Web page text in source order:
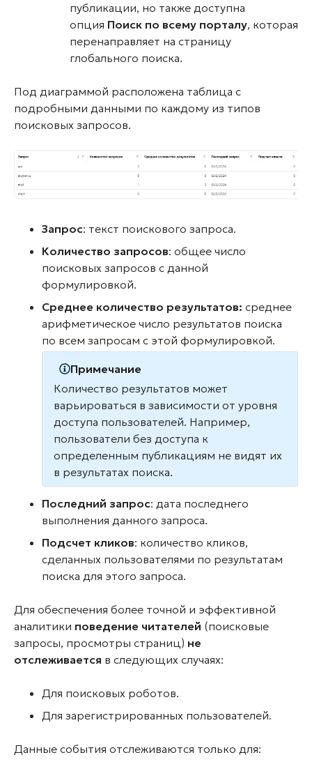
публикации, но также доступна
опция Поиск по всему порталу, которая
перенаправляет на страницу
глобального поиска.
Под диаграммой расположена таблица с
подробными данными по каждому из типов
поисковых запросов.
Запрос: текст поискового запроса.
Количество запросов: общее число
поисковых запросов с данной
формулировкой.
Среднее количество результатов: среднее
арифметическое число результатов поиска
по всем запросам с этой формулировкой.
Примечание
Количество результатов может
варьироваться в зависимости от уровня
доступа пользователей. Например,
пользователи без доступа к
определенным публикациям не видят их
в результатах поиска.
Последний запрос: дата последнего
выполнения данного запроса.
Подсчет кликов: количество кликов,
сделанных пользователями по результатам
поиска для этого запроса.
Для обеспечения более точной и эффективной
аналитики поведение читателей (поисковые
запросы, просмотры страниц) не
отслеживается в следующих случаях:
Для поисковых роботов.
Для зарегистрированных пользователей.
Данные события отслеживаются только для: